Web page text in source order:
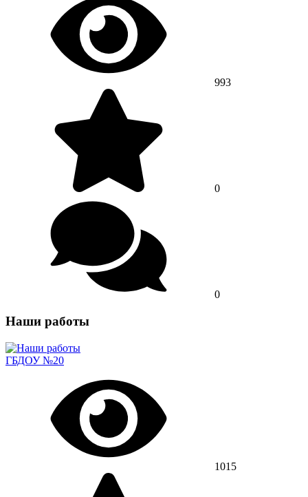
993
0
0
Наши работы
ГБДОУ №20
1015